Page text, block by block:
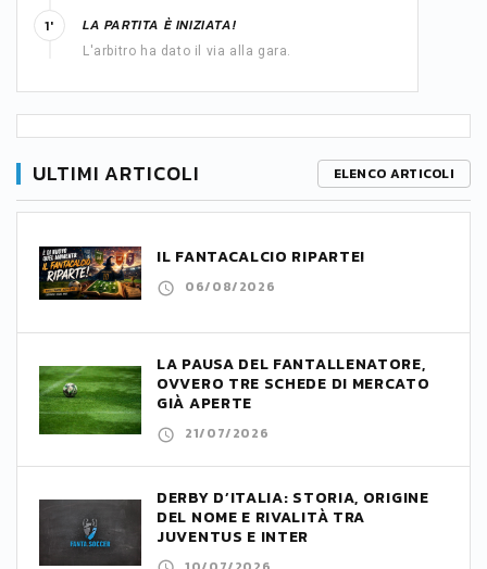
LA PARTITA È INIZIATA!
L'arbitro ha dato il via alla gara.
1'
ULTIMI ARTICOLI ELENCO ARTICOLI
IL FANTACALCIO RIPARTE!
06/08/2026
LA PAUSA DEL FANTALLENATORE,
OVVERO TRE SCHEDE DI MERCATO
GIÀ APERTE
21/07/2026
DERBY D’ITALIA: STORIA, ORIGINE
DEL NOME E RIVALITÀ TRA
JUVENTUS E INTER